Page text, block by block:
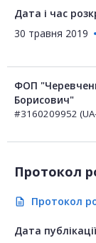
Дата і час
30 травня 2019
ФОП
Борисович"
#3160209952
Протокол
description Протокол
Дата публікації